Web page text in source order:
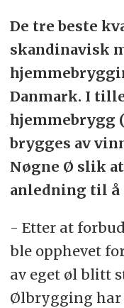
De tre beste
skandinavisk
Danmark. I
hjemmebrygg
brygges av
Nøgne Ø slik
anledning til å
- Etter at
ble opphevet
av eget øl blitt
Ølbrygging har